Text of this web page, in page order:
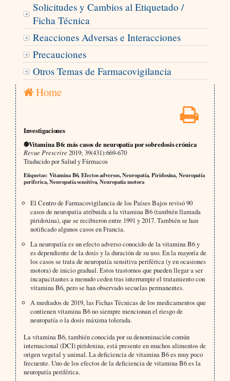
Solicitudes y Cambios al Etiquetado /
Ficha Técnica
Reacciones Adversas e Interacciones
Precauciones
Otros Temas de Farmacovigilancia
Home
Investigaciones
֎Vitamina B6: más casos de neuropatía por sobredosis crónica
Revue Prescrire2019; 39(431):669-670
Traducido por Salud y Fármacos
Etiquetas: Vitamina B6, Efectos adversos, Neuropatía, Piridoxina, Neuropatía
periferica, Neuropatía sensitiva, Neuropatía motora
El Centro de Farmacovigilancia de los Países Bajos revisó 90
casos de neuropatía atribuida a la vitamina B6 (también llamada
piridoxina), que se recibieron entre 1991 y 2017. También se han
notificado algunos casos en Francia.
La neuropatía es un efecto adverso conocido de la vitamina B6 y
es dependiente de la dosis y la duración de su uso. En la mayoría de
los casos se trata de neuropatía sensitiva periférica (y en ocasiones
motora) de inicio gradual. Estos trastornos que pueden llegar a ser
incapacitantes a menudo ceden tras interrumpir el tratamiento con
vitamina B6, pero se han observado secuelas permanentes.
A mediados de 2019, las Fichas Técnicas de los medicamentos que
contienen vitamina B6 no siempre mencionan el riesgo de
neuropatía o la dosis máxima tolerada.
La vitamina B6, también conocida por su denominación común
internacional (DCI) piridoxina, está presente en muchos alimentos de
origen vegetal y animal. La deficiencia de vitamina B6 es muy poco
frecuente. Uno de los efectos de la deficiencia de vitamina B6 es la
neuropatía periférica.